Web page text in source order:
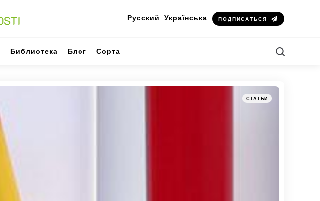
Русский Українська ПОДПИСАТЬСЯ
Библиотека Блог Сорта
Категории
Posted
in
СТАТЬИ